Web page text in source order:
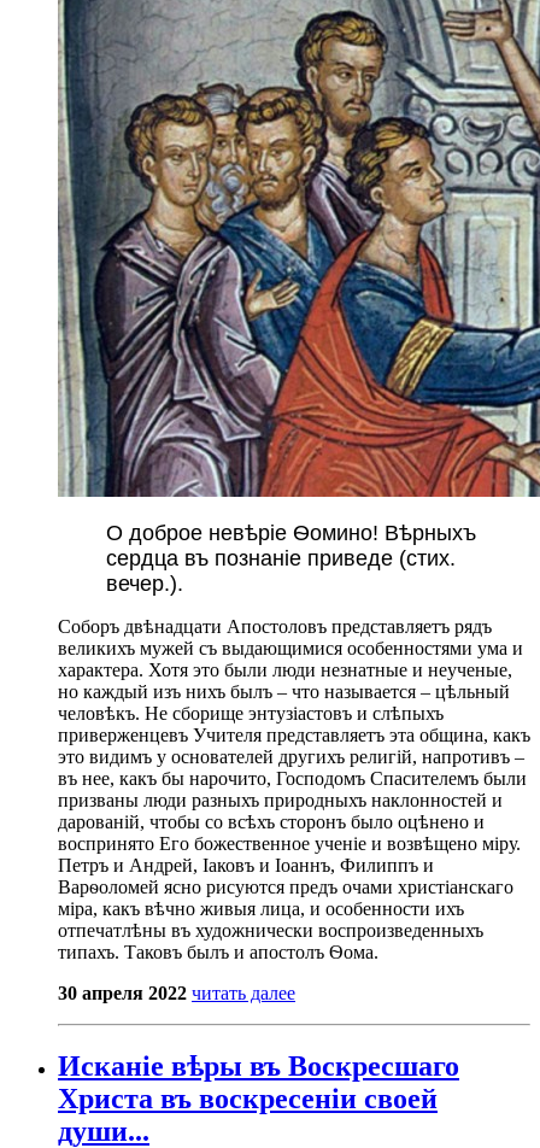
О доброе невѣріе Ѳомино! Вѣрныхъ
сердца въ познаніе приведе (стих.
вечер.).
Соборъ двѣнадцати Апостоловъ представляетъ рядъ
великихъ мужей съ выдающимися особенностями ума и
характера. Хотя это были люди незнатные и неученые,
но каждый изъ нихъ былъ – что называется – цѣльный
человѣкъ. Не сборище энтузіастовъ и слѣпыхъ
приверженцевъ Учителя представляетъ эта община, какъ
это видимъ у основателей другихъ религій, напротивъ –
въ нее, какъ бы нарочито, Господомъ Спасителемъ были
призваны люди разныхъ природныхъ наклонностей и
дарованій, чтобы со всѣхъ сторонъ было оцѣнено и
воспринято Его божественное ученіе и возвѣщено міру.
Петръ и Андрей, Іаковъ и Іоаннъ, Филиппъ и
Варѳоломей ясно рисуются предъ очами христіанскаго
міра, какъ вѣчно живыя лица, и особенности ихъ
отпечатлѣны въ художнически воспроизведенныхъ
типахъ. Таковъ былъ и апостолъ Ѳома.
30 апреля 2022 читать далее
Исканіе вѣры въ Воскресшаго
Христа въ воскресеніи своей
души...